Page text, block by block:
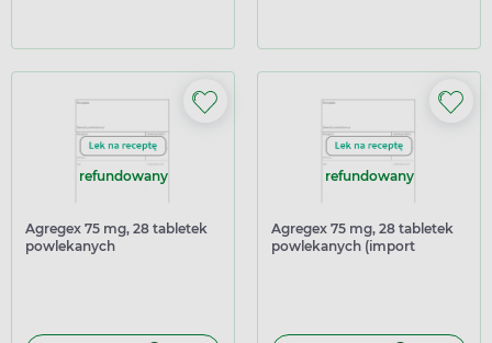
refundowany
Agregex 75 mg, 28 tabletek
powlekanych
refundowany
Agregex 75 mg, 28 tabletek
powlekanych (import